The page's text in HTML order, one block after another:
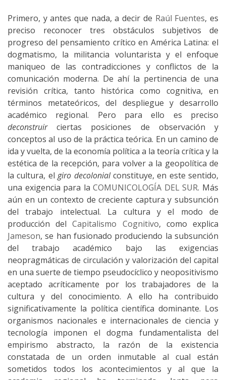
Primero, y antes que nada, a decir de Raúl Fuentes, es
preciso reconocer tres obstáculos subjetivos de
progreso del pensamiento crítico en América Latina: el
dogmatismo, la militancia voluntarista y el enfoque
maniqueo de las contradicciones y conflictos de la
comunicación moderna. De ahí la pertinencia de una
revisión crítica, tanto histórica como cognitiva, en
términos metateóricos, del despliegue y desarrollo
académico regional. Pero para ello es preciso
deconstruirciertas posiciones de observación y
conceptos al uso de la práctica teórica. En un camino de
ida y vuelta, de la economía política a la teoría crítica y la
estética de la recepción, para volver a la geopolítica de
la cultura, elgiro decolonialconstituye, en este sentido,
una exigencia para laCOMUNICOLOGÍA DEL SUR. Más
aún en un contexto de creciente captura y subsunción
del trabajo intelectual. La cultura y el modo de
producción delCapitalismo Cognitivo, como explica
Jameson, se han fusionado produciendo la subsunción
del trabajo académico bajo las exigencias
neopragmáticas de circulación y valorización del capital
en una suerte de tiempo pseudocíclico y neopositivismo
aceptado acríticamente por los trabajadores de la
cultura y del conocimiento. A ello ha contribuido
significativamente la política científica dominante. Los
organismos nacionales e internacionales de ciencia y
tecnología imponen el dogma fundamentalista del
empirismo abstracto, la razón de la existencia
constatada de un orden inmutable al cual están
sometidos todos los acontecimientos y al que la